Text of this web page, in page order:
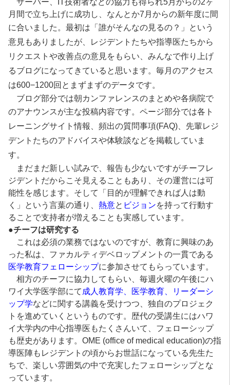
サーバー、IT技術者などの協力も得られ5月からの2ヶ
月間で立ち上げに成功し、なんとか7月からの新年度に間
に合いました。 最初は「誰がそんなの見るの？」という
意見もありましたが、レジデントたちや指導医たちから
リクエストや改善点の意見をもらい、みんなで作り上げ
るブログになってきていると思います。毎月のアクセス
は600−1200回とまずまずのデータです。
ブログ部分では朝カンファレンスのまとめや各病院で
のアナウンスが主な投稿内容です。 ページ部分では各ト
レーニングサイト情報、頻出の質問事項(FAQ)、先輩レジ
デントたちのアドバイスや体験談などを掲載していま
す。
まだまだ新しい試みで、報告も少ないですがチーフレ
ジデントだからこそ見えることもあり、その運営には可
能性を感じます。そして「目的が理解できれば人は動
く」という言葉の通り、 熱意と ビジョンを持って行動す
ることで支持者が増えることも実感しています。
●チーフは研究する
これは必須の業務ではないのですが、教育に興味のあ
った私は、ファカルティデベロップメントの一貫である
医学教育フェローシップに参加させてもらっています。
相方のチーフに協力してもらい、毎週火曜の午後にハ
ワイ大学医学部にて 成人教育学、医学教育、リーダーシ
ップ学などに関する講義を受けつつ、独自のプロジェク
トを進めていくというものです。歴代の受講生にはハワ
イ大学内の中心指導医もたくさんいて、フェローシップ
も歴史があります。OME (office of medical education)の指
導医陣もレジデントの頃からお世話になっている先生た
ちで、楽しい雰囲気の中で充実したフェローシップとな
っています。